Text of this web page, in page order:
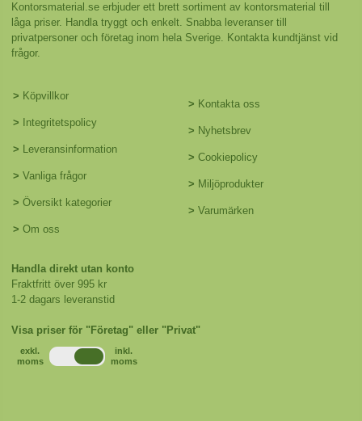
Kontorsmaterial.se erbjuder ett brett sortiment av kontorsmaterial till
låga priser. Handla tryggt och enkelt. Snabba leveranser till
privatpersoner och företag inom hela Sverige. Kontakta kundtjänst vid
frågor.
> Köpvillkor
> Integritetspolicy
> Leveransinformation
> Vanliga frågor
> Översikt kategorier
> Om oss
> Kontakta oss
> Nyhetsbrev
> Cookiepolicy
> Miljöprodukter
> Varumärken
Handla direkt utan konto
Fraktfritt över 995 kr
1-2 dagars leveranstid
Visa priser för "Företag" eller "Privat"
exkl.
moms
inkl.
moms